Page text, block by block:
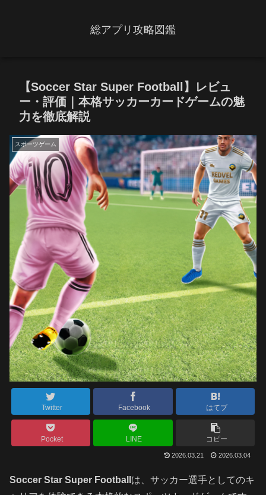
総アプリ攻略図鑑
【Soccer Star Super Football】レビュ
ー・評価｜本格サッカーカードゲームの魅
力を徹底解説
スポーツゲーム
Twitter Facebook はてブ
Pocket LINE コピー
2026.03.21 2026.03.04
Soccer Star Super Football は、サッカー選手としてのキ